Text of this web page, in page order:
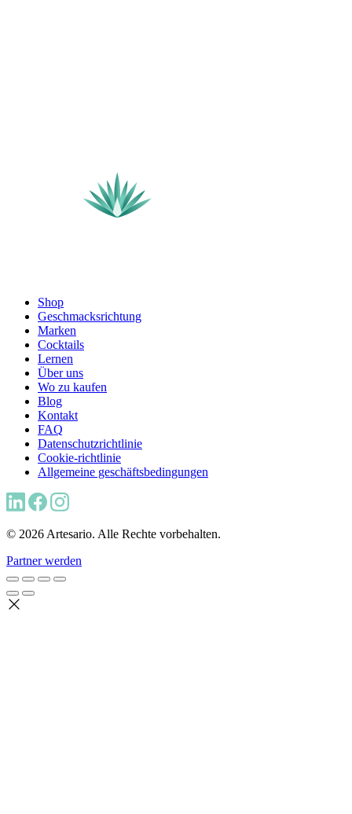
Shop
Geschmacksrichtung
Marken
Cocktails
Lernen
Über uns
Wo zu kaufen
Blog
Kontakt
FAQ
Datenschutzrichtlinie
Cookie-richtlinie
Allgemeine geschäftsbedingungen
© 2026 Artesario. Alle Rechte vorbehalten.
Partner werden